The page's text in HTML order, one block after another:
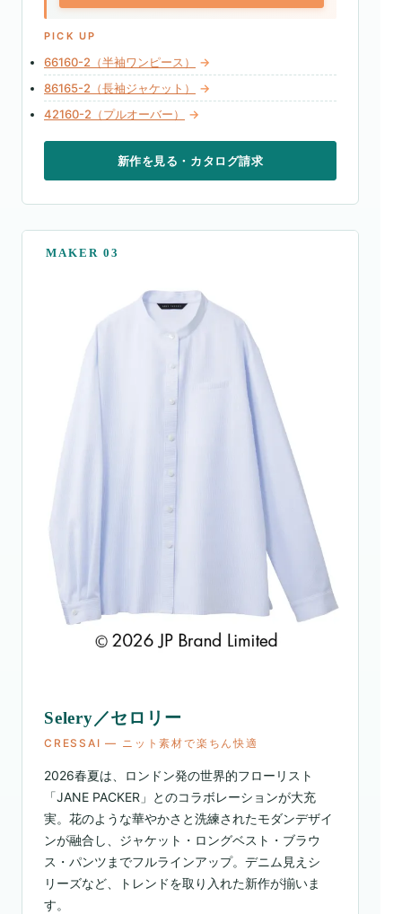
PICK UP
66160-2（半袖ワンピース）
→
86165-2（長袖ジャケット）
→
42160-2（プルオーバー）
→
新作を見る・カタログ請求
MAKER 03
Selery／セロリー
CRESSAI ― ニット素材で楽ちん快適
2026春夏は、ロンドン発の世界的フローリスト
「JANE PACKER」とのコラボレーションが大充
実。花のような華やかさと洗練されたモダンデザイ
ンが融合し、ジャケット・ロングベスト・ブラウ
ス・パンツまでフルラインアップ。デニム見えシ
リーズなど、トレンドを取り入れた新作が揃いま
す。